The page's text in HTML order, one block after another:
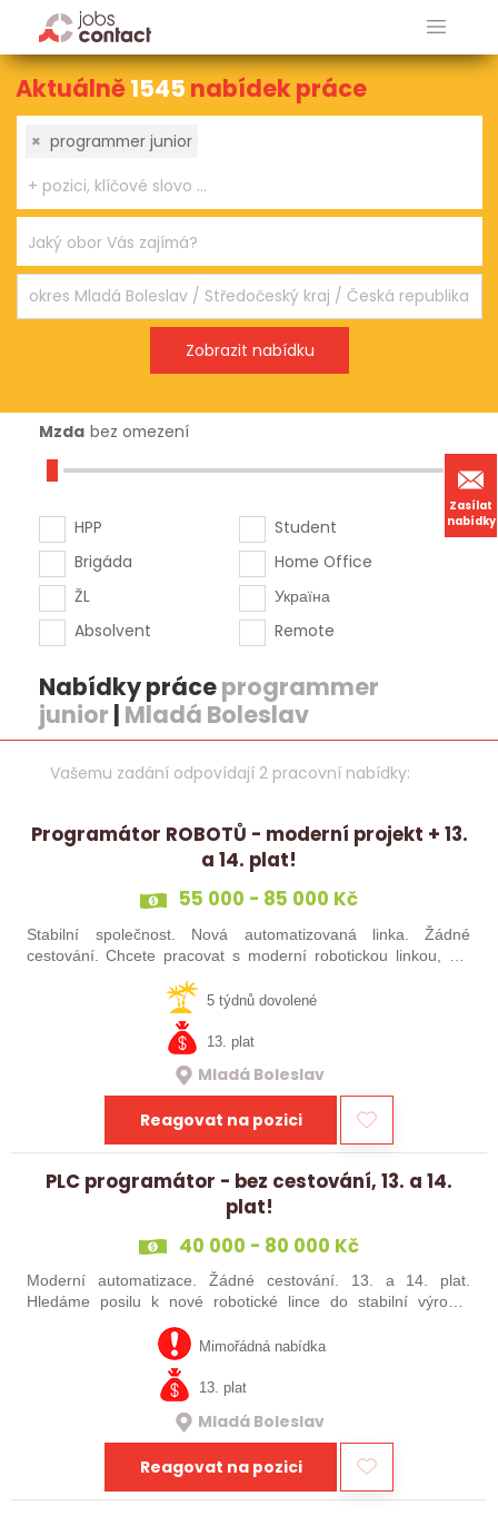
Zasílat
nabídky
Aktuálně1545 nabídek práce
× programmer junior
Mzda bez omezení
HPP
Brigáda
ŽL
Absolvent
Student
Home Office
Україна
Remote
Nabídky práceprogrammer
junior | Mladá Boleslav
Vašemu zadání odpovídají 2 pracovní nabídky:
Programátor ROBOTŮ - moderní projekt + 13.
a 14. plat!
55 000 - 85 000 Kč
Stabilní společnost. Nová automatizovaná linka. Žádné
cestování. Chcete pracovat s moderní robotickou linkou, ale
nechcete být pořád na cestách? Hledáme zkušené robotiky i
šikovné absolventy…
5 týdnů dovolené
13. plat
Mladá Boleslav
Reagovat na pozici
PLC programátor - bez cestování, 13. a 14.
plat!
40 000 - 80 000 Kč
Moderní automatizace. Žádné cestování. 13. a 14. plat.
Hledáme posilu k nové robotické lince do stabilní výrobní
jste šikovný absolvent…
Mimořádná nabídka
13. plat
Mladá Boleslav
Reagovat na pozici